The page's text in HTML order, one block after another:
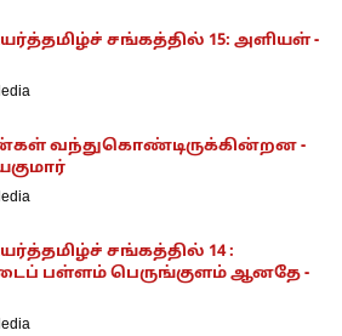
சங்கத்தில் 15: அளியள் -
வந்துகொண்டிருக்கின்றன -
சங்கத்தில் 14 :
பள்ளம் பெருங்குளம் ஆனதே -